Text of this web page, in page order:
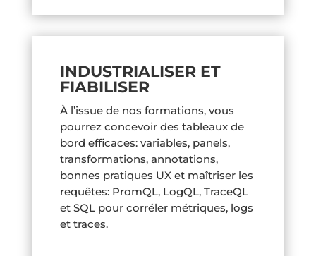
INDUSTRIALISER ET
FIABILISER
À l’issue de nos formations, vous
pourrez concevoir des tableaux de
bord efficaces: variables, panels,
transformations, annotations,
bonnes pratiques UX et maîtriser les
requêtes: PromQL, LogQL, TraceQL
et SQL pour corréler métriques, logs
et traces.